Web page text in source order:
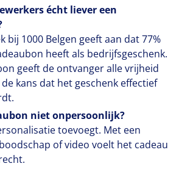
écht liever een
bij 1000 Belgen geeft aan dat77%
heeft als bedrijfsgeschenk.
geeft de ontvanger alle vrijheid
kans dat het geschenk effectief
niet onpersoonlijk?
toevoegt. Met een
of video voelt het cadeau